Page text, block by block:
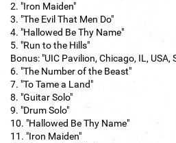
2. "Iron Maiden"
3. "The Evil That Men Do"
4. "Hallowed Be Thy Name"
5. "Run to the Hills"
Bonus: "UIC Pavilion, Chicago, IL, USA,
6. "The Number of the Beast"
7. "To Tame a Land"
8. "Guitar Solo"
9. "Drum Solo"
10. "Hallowed Be Thy Name"
11. "Iron Maiden"